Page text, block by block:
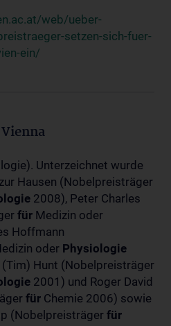
web/ueber-
setzen-sich-fuer-
ein/
Unterzeichnet wurde
Hausen (Nobelpreisträger
2008), Peter Charles
für Medizin oder
Hoffmann
oder Physiologie
Hunt (Nobelpreisträger
2001) und Roger David
für Chemie 2006) sowie
(Nobelpreisträger für